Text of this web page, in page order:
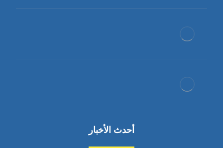
أحدث الأخبار